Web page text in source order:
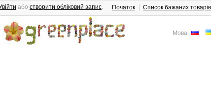
Мова
або створити обліковий запис. Початок Список бажаних